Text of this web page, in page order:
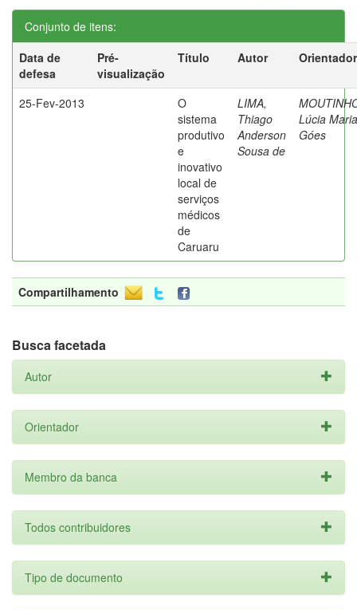
Conjunto de itens:
Data de
defesa
Pré-
visualização
Título Autor Orientador
25-Fev-2013
O
sistema
produtivo
e
inovativo
local de
serviços
médicos
de
Caruaru
LIMA,
Thiago
Anderson
Sousa de
Lúcia Maria
Góes
Compartilhamento
Busca facetada
Autor
Orientador
Membro da banca
Todos contribuidores
Tipo de documento